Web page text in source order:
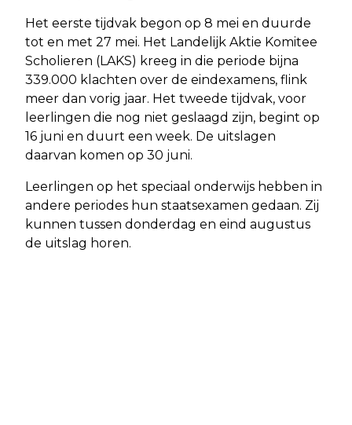
Het eerste tijdvak begon op 8 mei en duurde
tot en met 27 mei. Het Landelijk Aktie Komitee
Scholieren (LAKS) kreeg in die periode bijna
339.000 klachten over de eindexamens, flink
meer dan vorig jaar. Het tweede tijdvak, voor
leerlingen die nog niet geslaagd zijn, begint op
16 juni en duurt een week. De uitslagen
daarvan komen op 30 juni.
Leerlingen op het speciaal onderwijs hebben in
andere periodes hun staatsexamen gedaan. Zij
kunnen tussen donderdag en eind augustus
de uitslag horen.